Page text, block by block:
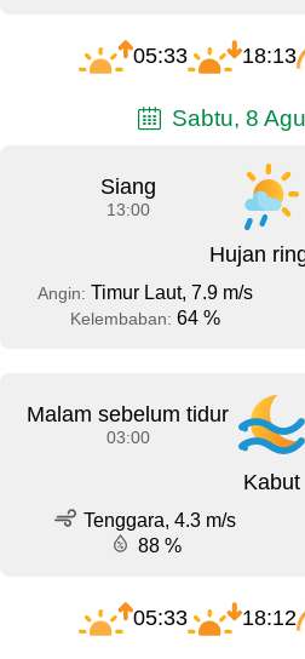
05:33 18:13
Sabtu, 8
Siang
13:00
Hujan
Angin: Timur Laut, 7.9 m/s
Kelembaban: 64 %
Malam sebelum tidur
03:00
Kabut
Tenggara, 4.3 m/s
88 %
05:33 18:12